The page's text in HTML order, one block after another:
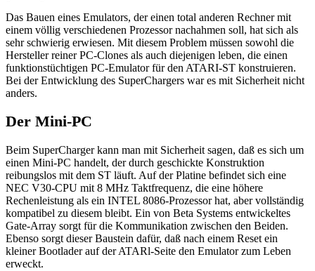
Das Bauen eines Emulators, der einen total anderen Rechner mit
einem völlig verschiedenen Prozessor nachahmen soll, hat sich als
sehr schwierig erwiesen. Mit diesem Problem müssen sowohl die
Hersteller reiner PC-Clones als auch diejenigen leben, die einen
funktionstüchtigen PC-Emulator für den ATARI-ST konstruieren.
Bei der Entwicklung des SuperChargers war es mit Sicherheit nicht
anders.
Der Mini-PC
Beim SuperCharger kann man mit Sicherheit sagen, daß es sich um
einen Mini-PC handelt, der durch geschickte Konstruktion
reibungslos mit dem ST läuft. Auf der Platine befindet sich eine
NEC V30-CPU mit 8 MHz Taktfrequenz, die eine höhere
Rechenleistung als ein INTEL 8086-Prozessor hat, aber vollständig
kompatibel zu diesem bleibt. Ein von Beta Systems entwickeltes
Gate-Array sorgt für die Kommunikation zwischen den Beiden.
Ebenso sorgt dieser Baustein dafür, daß nach einem Reset ein
kleiner Bootlader auf der ATARl-Seite den Emulator zum Leben
erweckt.